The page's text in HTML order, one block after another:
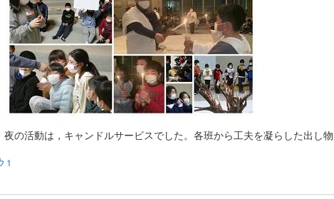
夜の活動は，キャンドルサービスでした。各班から工夫を凝らした出し
1